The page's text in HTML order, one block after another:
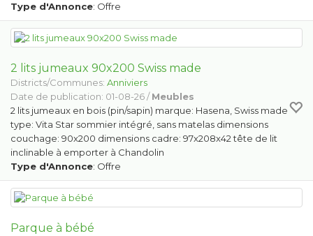
Type d'Annonce: Offre
2 lits jumeaux 90x200 Swiss made
Districts/Communes: Anniviers
Date de publication: 01-08-26 /Meubles
2 lits jumeaux en bois (pin/sapin) marque: Hasena, Swiss made
type: Vita Star sommier intégré, sans matelas dimensions
couchage: 90x200 dimensions cadre: 97x208x42 tête de lit
inclinable à emporter à Chandolin
Type d'Annonce: Offre
Parque à bébé